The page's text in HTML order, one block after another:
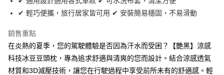
全盈+PAY
AFTEE先享後付
相關說明
【關於「AFTEE先享後付」】
AFTEE先享後付是「在收到商品之後才付款」的支付方式。 讓您購物簡單
✔ 輕巧便攜，旅行居家皆可用 ✔ 安裝簡易穩固，不易滑動
銷售重點
在炎熱的夏季，您的駕駛體驗是否因為汗水而受困？【艷黑】涼感
科技冰豆豆頭枕，專為追求舒適與清爽的您而設計。結合涼感透氣
材質和3D減壓技術，讓您在行駛過程中享受前所未有的舒適感。輕